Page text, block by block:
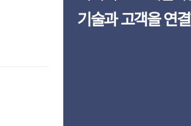
기술과 고객을 연결